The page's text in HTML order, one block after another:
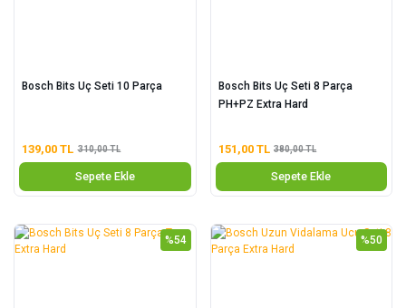
Bosch Bits Uç Seti 10 Parça
139,00 TL 310,00 TL
Sepete Ekle
Bosch Bits Uç Seti 8 Parça
PH+PZ Extra Hard
151,00 TL 380,00 TL
Sepete Ekle
%54 %50